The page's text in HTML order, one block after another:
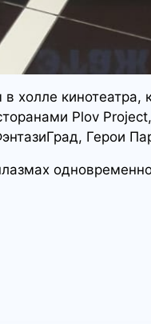
холле кинотеатра,
Plov
Герои